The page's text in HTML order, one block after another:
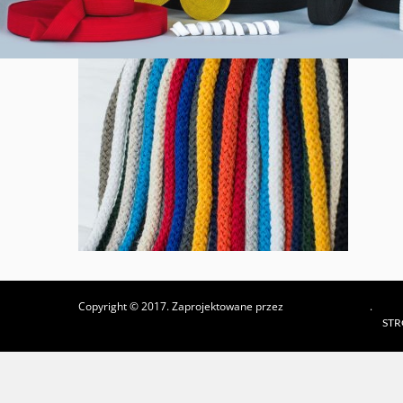
Copyright © 2017. Zaprojektowane przez .